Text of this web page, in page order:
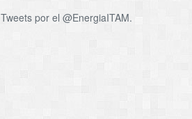
Tweets por el @EnergiaITAM.